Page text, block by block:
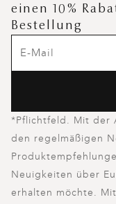
einen 10%
Bestellung
*Pflichtfeld. Mit der
den regelmäßigen
Neuigkeiten über
erhalten möchte.